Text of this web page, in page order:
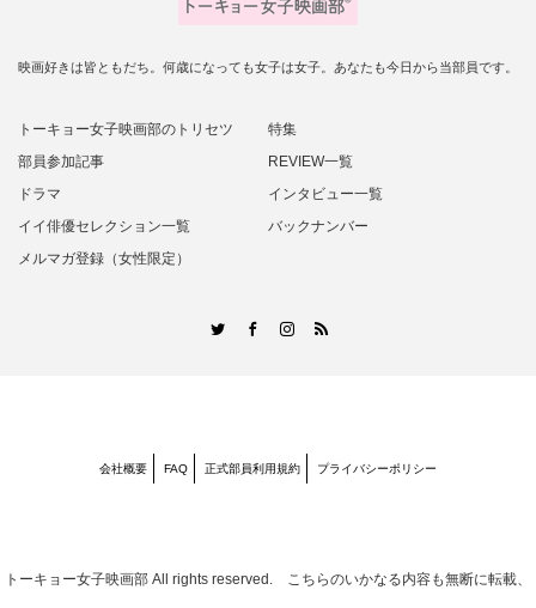
映画好きは皆ともだち。何歳になっても女子は女子。あなたも今日から当部員です。
トーキョー女子映画部のトリセツ
特集
部員参加記事
REVIEW一覧
ドラマ
インタビュー一覧
イイ俳優セレクション一覧
バックナンバー
メルマガ登録（女性限定）
TwitterFacebookInstagram
RSS
会社概要 FAQ 正式部員利用規約 プライバシーポリシー
トーキョー女子映画部 All rights reserved. こちらのいかなる内容も無断に転載、